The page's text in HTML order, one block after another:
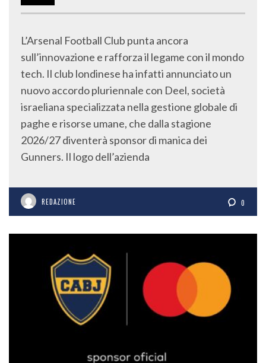
L’Arsenal Football Club punta ancora
sull’innovazione e rafforza il legame con il mondo
tech. Il club londinese ha infatti annunciato un
nuovo accordo pluriennale con Deel, società
israeliana specializzata nella gestione globale di
paghe e risorse umane, che dalla stagione
2026/27 diventerà sponsor di manica dei
Gunners. Il logo dell’azienda
REDAZIONE 0